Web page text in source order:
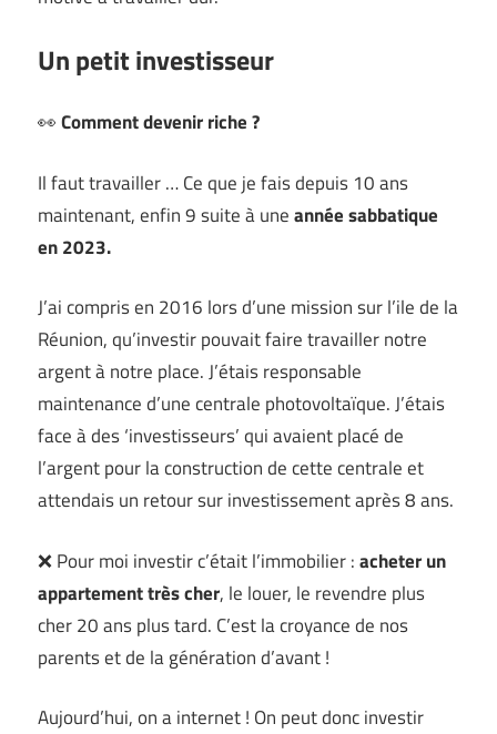
Un petit investisseur
👀Comment devenir riche ?
Il faut travailler … Ce que je fais depuis 10 ans
maintenant, enfin 9 suite à uneannée sabbatique
en 2023.
J’ai compris en 2016 lors d’une mission sur l’ile de la
Réunion, qu’investir pouvait faire travailler notre
argent à notre place. J’étais responsable
maintenance d’une centrale photovoltaïque. J’étais
face à des ‘investisseurs’ qui avaient placé de
l’argent pour la construction de cette centrale et
attendais un retour sur investissement après 8 ans.
❌ Pour moi investir c’était l’immobilier :acheter un
appartement très cher, le louer, le revendre plus
cher 20 ans plus tard. C’est la croyance de nos
parents et de la génération d’avant !
Aujourd’hui, on a internet ! On peut donc investir